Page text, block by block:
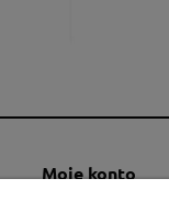
Moje konto